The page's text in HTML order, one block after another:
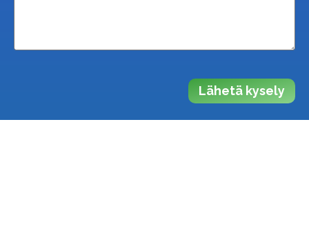
Lähetä kysely